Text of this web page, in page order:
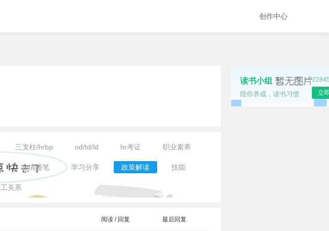
创作中心
三支柱/hrbp od/td/ld hr考证 职业素养
心情随笔 学习分享 政策解读 技能
关系
最后回复
阅读 / 回复
读书小组
陪你养成，读书习惯
立